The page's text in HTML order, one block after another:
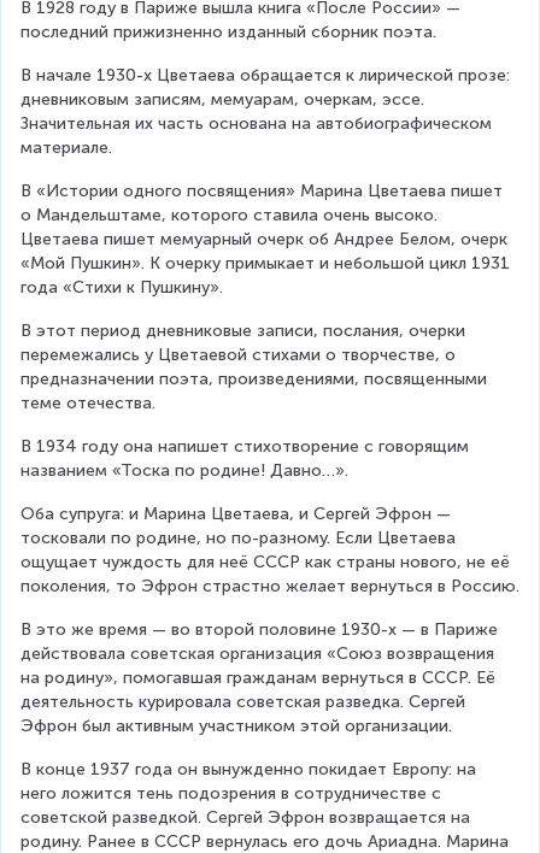
В 1928 году в Париже вышла книга «После России» —
последний прижизненно изданный сборник поэта.
В начале 1930-х Цветаева обращается к лирической прозе:
дневниковым записям, мемуарам, очеркам, эссе.
Значительная их часть основана на автобиографическом
материале.
В «Истории одного посвящения» Марина Цветаева пишет
о Мандельштаме, которого ставила очень высоко.
Цветаева пишет мемуарный очерк об Андрее Белом, очерк
«Мой Пушкин». К очерку примыкает и небольшой цикл 1931
года «Стихи к Пушкину».
В этот период дневниковые записи, послания, очерки
перемежались у Цветаевой стихами о творчестве, о
предназначении поэта, произведениями, посвященными
теме отечества.
В 1934 году она напишет стихотворение с говорящим
названием «Тоска по родине! Давно…».
Оба супруга: и Марина Цветаева, и Сергей Эфрон —
тосковали по родине, но по-разному. Если Цветаева
ощущает чуждость для неё СССР как страны нового, не её
поколения, то Эфрон страстно желает вернуться в Россию.
В это же время — во второй половине 1930-х — в Париже
действовала советская организация «Союз возвращения
на родину», помогавшая гражданам вернуться в СССР. Её
деятельность курировала советская разведка. Сергей
Эфрон был активным участником этой организации.
В конце 1937 года он вынужденно покидает Европу: на
него ложится тень подозрения в сотрудничестве с
советской разведкой. Сергей Эфрон возвращается на
родину. Ранее в СССР вернулась его дочь Ариадна. Марина